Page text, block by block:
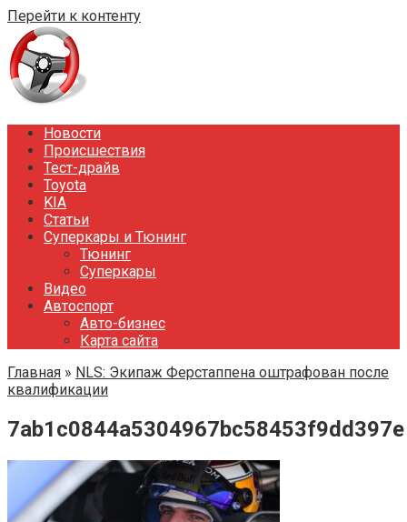
Перейти к контенту
Новости
Происшествия
Тест-драйв
Toyota
KIA
Статьи
Суперкары и Тюнинг
Тюнинг
Суперкары
Видео
Автоспорт
Авто-бизнес
Карта сайта
Главная » NLS: Экипаж Ферстаппена оштрафован после
квалификации
7ab1c0844a5304967bc58453f9dd397e